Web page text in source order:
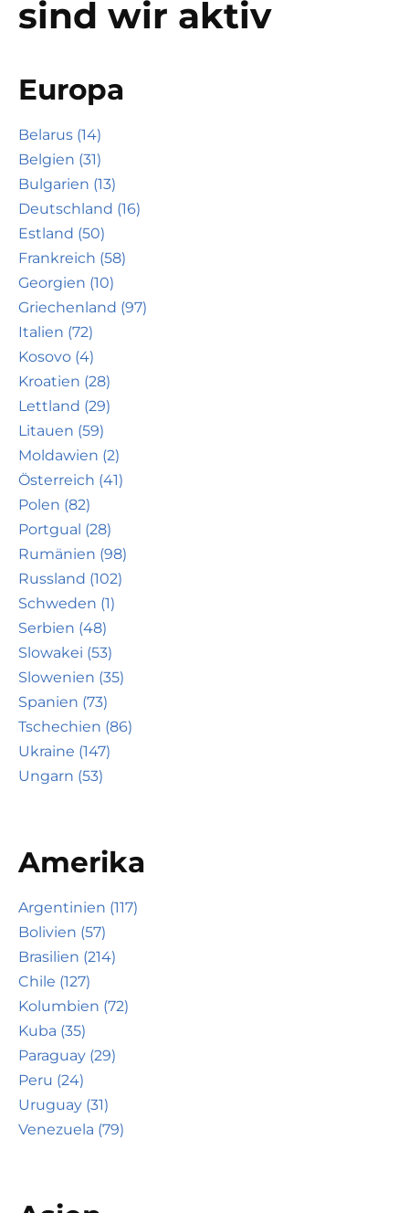
sind wir aktiv
Europa
Belarus (14)
Belgien (31)
Bulgarien (13)
Deutschland (16)
Estland (50)
Frankreich (58)
Georgien (10)
Griechenland (97)
Italien (72)
Kosovo (4)
Kroatien (28)
Lettland (29)
Litauen (59)
Moldawien (2)
Österreich (41)
Polen (82)
Portgual (28)
Rumänien (98)
Russland (102)
Schweden (1)
Serbien (48)
Slowakei (53)
Slowenien (35)
Spanien (73)
Tschechien (86)
Ukraine (147)
Ungarn (53)
Amerika
Argentinien (117)
Bolivien (57)
Brasilien (214)
Chile (127)
Kolumbien (72)
Kuba (35)
Paraguay (29)
Peru (24)
Uruguay (31)
Venezuela (79)